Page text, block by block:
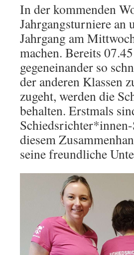
In der kommenden
Jahrgangsturniere an
Jahrgang am
machen. Bereits
gegeneinander so
der anderen Klassen
zugeht, werden die
behalten. Erstmals
diesem
seine freundliche